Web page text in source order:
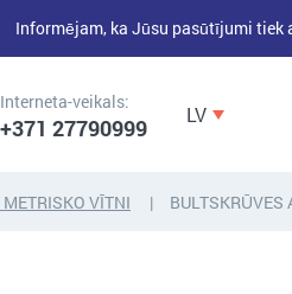
Informējam, ka Jūsu pasūtījumi tiek
Interneta-veikals:
+371 27790999 LV
VĪTNI BULTSKRŪVES